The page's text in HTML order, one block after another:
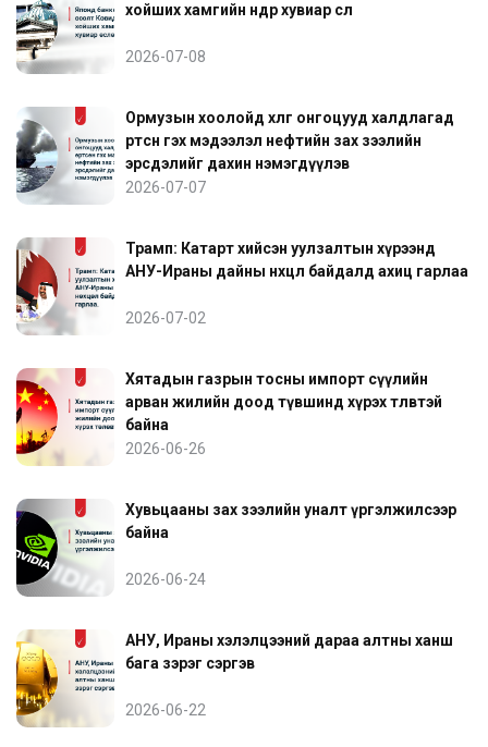
хойших хамгийн өндөр хувиар өслөө
2026-07-08
Ормузын хоолойд хөлөг онгоцууд халдлагад
өртсөн гэх мэдээлэл нефтийн зах зээлийн
эрсдэлийг дахин нэмэгдүүлэв
2026-07-07
Трамп: Катарт хийсэн уулзалтын хүрээнд
АНУ-Ираны дайны нөхцөл байдалд ахиц гарлаа
2026-07-02
Хятадын газрын тосны импорт сүүлийн
арван жилийн доод түвшинд хүрэх төлөвтэй
байна
2026-06-26
Хувьцааны зах зээлийн уналт үргэлжилсээр
байна
2026-06-24
АНУ, Ираны хэлэлцээний дараа алтны ханш
бага зэрэг сэргэв
2026-06-22